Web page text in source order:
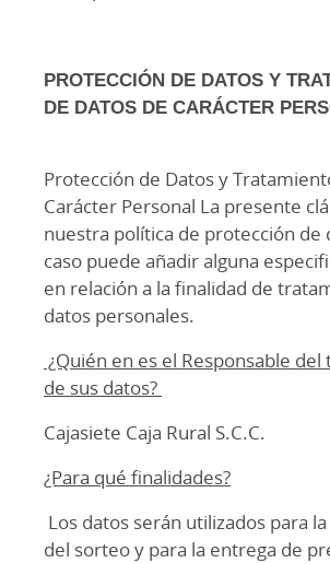
PROTECCIÓN DE DATOS Y
DE DATOS DE CARÁCTER
Protección de Datos y
Carácter Personal La presente
nuestra política de protección de
caso puede añadir alguna
en relación a la finalidad de
datos personales.
¿Quién en es el Responsable
de sus datos?
Cajasiete Caja Rural S.C.C.
¿Para qué finalidades?
Los datos serán utilizados para
del sorteo y para la entrega de